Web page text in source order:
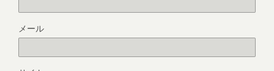
メール